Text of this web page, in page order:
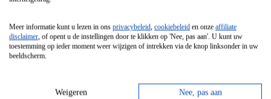
Vrijstaande Magnetron
Vrijstaande Kookplaat
Inbouw Gaskookplaat
Meer informatie kunt u lezen in ons privacybeleid, cookiebeleid en onze affiliate
disclaimer, of opent u de instellingen door te klikken op 'Nee, pas aan'. U kunt uw
toestemming op ieder moment weer wijzigen of intrekken via de knop linksonder in uw
beeldscherm.
Weigeren Nee, pas aan